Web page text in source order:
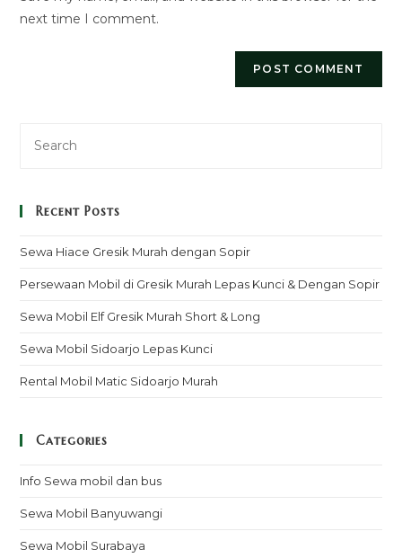
next time I comment.
Recent Posts
Sewa Hiace Gresik Murah dengan Sopir
Persewaan Mobil di Gresik Murah Lepas Kunci & Dengan Sopir
Sewa Mobil Elf Gresik Murah Short & Long
Sewa Mobil Sidoarjo Lepas Kunci
Rental Mobil Matic Sidoarjo Murah
Categories
Info Sewa mobil dan bus
Sewa Mobil Banyuwangi
Sewa Mobil Surabaya